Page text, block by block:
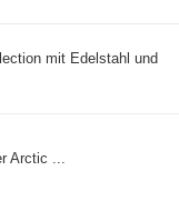
mit Edelstahl und
Arctic ...